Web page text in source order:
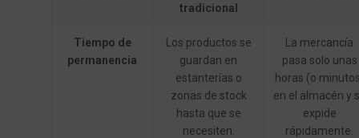
tradicional
Tiempo de
permanencia
Los productos se
guardan en
estanterías o
zonas de stock
hasta que se
necesiten.
La mercancía
pasa solo unas
horas (o
en el almacén y
expide
rápidamente.